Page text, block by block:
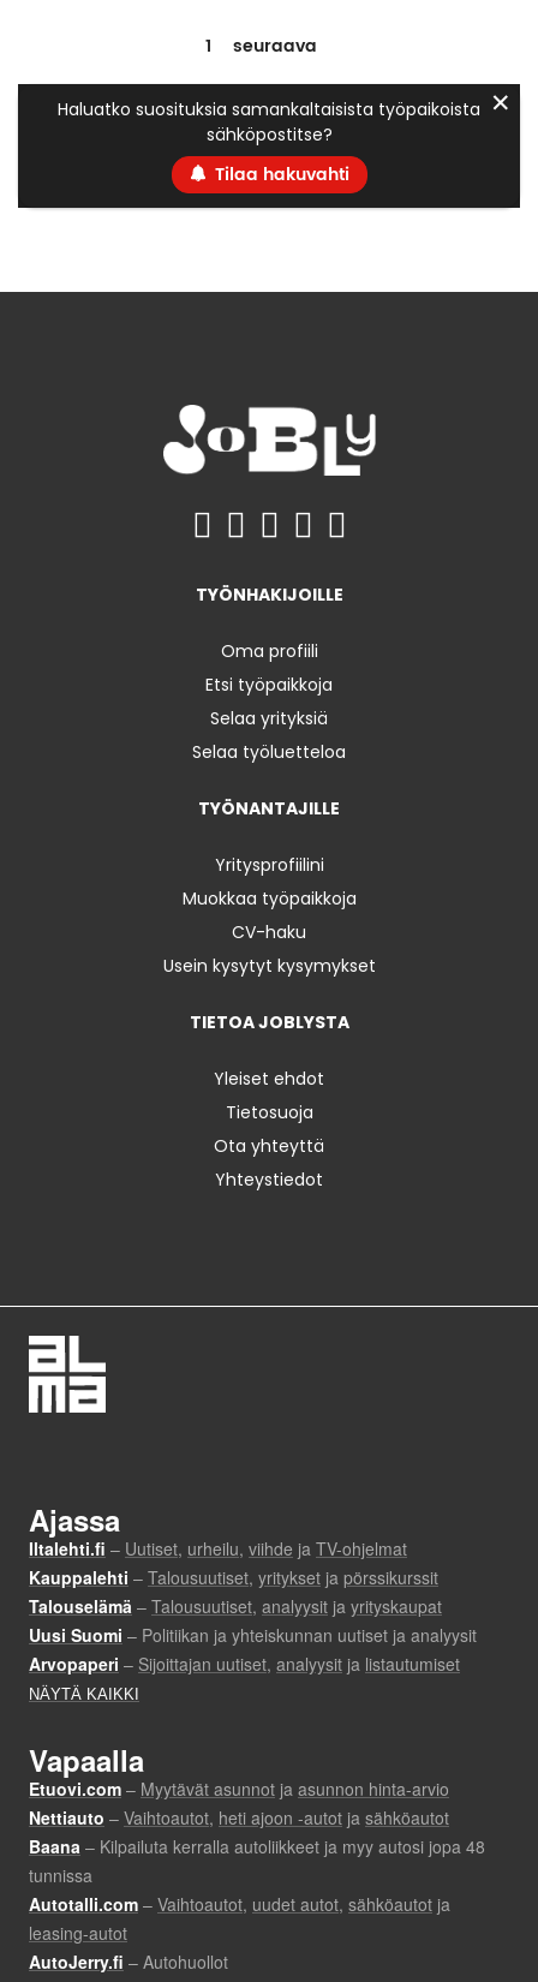
1 seuraava
Haluatko suosituksia samankaltaisista työpaikoista
sähköpostitse?
Tilaa hakuvahti
✕
TYÖNHAKIJOILLE
Oma profiili
Etsi työpaikkoja
Selaa yrityksiä
Selaa työluetteloa
TYÖNANTAJILLE
Yritysprofiilini
Muokkaa työpaikkoja
CV-haku
Usein kysytyt kysymykset
TIETOA JOBLYSTA
Yleiset ehdot
Tietosuoja
Ota yhteyttä
Yhteystiedot